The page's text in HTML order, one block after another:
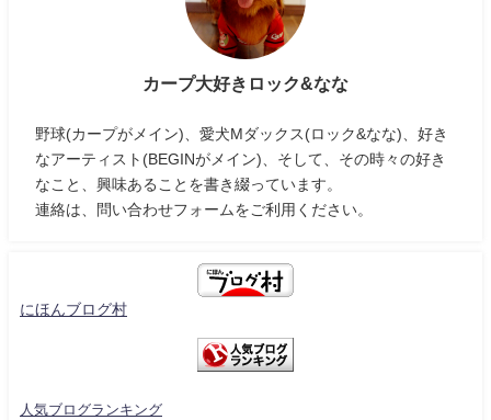
カープ大好きロック&なな
野球(カープがメイン)、愛犬Mダックス(ロック&なな)、好き
なアーティスト(BEGINがメイン)、そして、その時々の好き
なこと、興味あることを書き綴っています。
連絡は、問い合わせフォームをご利用ください。
にほんブログ村
人気ブログランキング